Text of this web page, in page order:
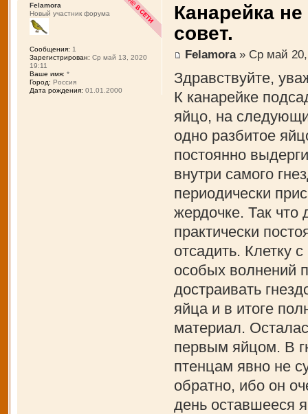
Канарейка
совет.
Felamora» Ср май 20,
Здравствуйте,
К канарейке
яйцо, на
одно разбитое
постоянно
внутри самого
периодически
жердочке. Так что
практически
отсадить. Клетку
особых волнений
достраивать
яйца и в итоге
материал.
первым яйцом. В
птенцам явно не
обратно, ибо он
день оставшееся
Felamora
Новый участник форума
Сообщения: 1
Зарегистрирован: Ср май 13, 2020
19:11
Ваше имя: *
Город: Россия
Дата рождения: 01.01.2000